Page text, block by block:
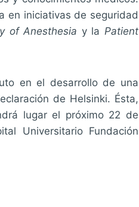
en iniciativas de seguridad
of Anesthesia y la Patient
en el desarrollo de una
de Helsinki. Ésta,
lugar el próximo 22 de
Universitario Fundación